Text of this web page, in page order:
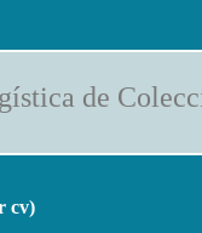
de
cv)